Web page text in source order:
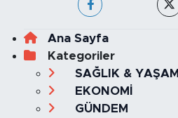
Ana Sayfa
Kategoriler
SAĞLIK & YAŞAM
EKONOMİ
GÜNDEM